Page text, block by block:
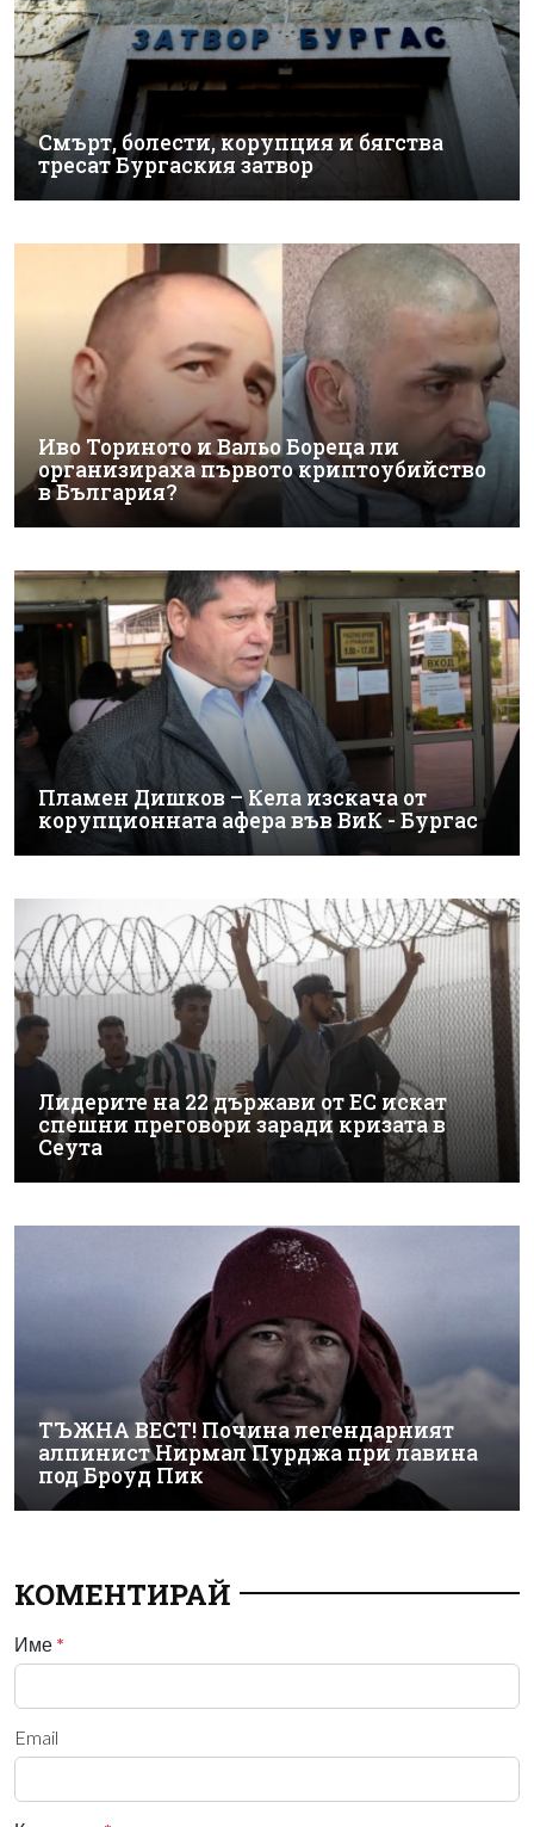
Смърт, болести, корупция и бягства
тресат Бургаския затвор
Иво Ториното и Вальо Бореца ли
организираха първото криптоубийство
в България?
Пламен Дишков – Кела изскача от
корупционната афера във ВиК - Бургас
Лидерите на 22 държави от ЕС искат
спешни преговори заради кризата в
Сеута
ТЪЖНА ВЕСТ! Почина легендарният
алпинист Нирмал Пурджа при лавина
под Броуд Пик
КОМЕНТИРАЙ
Име *
Email